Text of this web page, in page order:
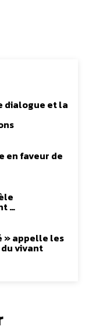
dialogue et la
en faveur de
…
» appelle les
vivant